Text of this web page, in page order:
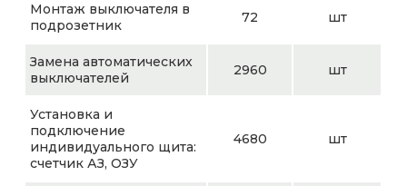
Монтаж выключателя в
подрозетник
72 шт
Замена автоматических
выключателей
2960 шт
Установка и
подключение
индивидуального щита:
счетчик АЗ, ОЗУ
4680 шт